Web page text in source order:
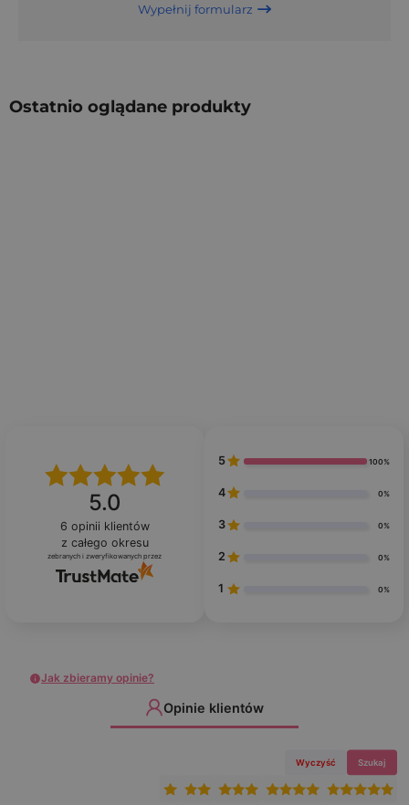
Wypełnij formularz
Ostatnio oglądane produkty
5.0
6 opinii klientów
z całego okresu
zebranych i zweryfikowanych przez
5 100%
4 0%
3 0%
2 0%
1 0%
Jak zbieramy opinie?
Opinie klientów
Wyczyść Szukaj